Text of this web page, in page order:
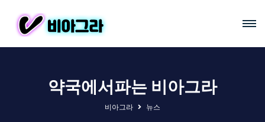
약국에서파는 비아그라
비아그라 뉴스